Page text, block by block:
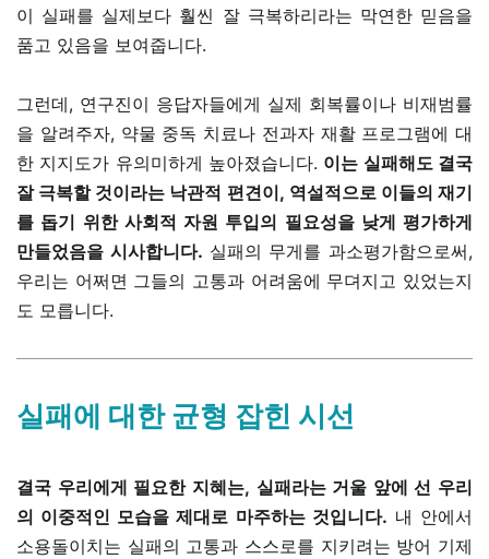
이 실패를 실제보다 훨씬 잘 극복하리라는 막연한 믿음을
품고 있음을 보여줍니다.
그런데, 연구진이 응답자들에게 실제 회복률이나 비재범률
을 알려주자, 약물 중독 치료나 전과자 재활 프로그램에 대
한 지지도가 유의미하게 높아졌습니다. 이는 실패해도 결국
잘 극복할 것이라는 낙관적 편견이, 역설적으로 이들의 재기
를 돕기 위한 사회적 자원 투입의 필요성을 낮게 평가하게
만들었음을 시사합니다. 실패의 무게를 과소평가함으로써,
우리는 어쩌면 그들의 고통과 어려움에 무뎌지고 있었는지
도 모릅니다.
실패에 대한 균형 잡힌 시선
결국 우리에게 필요한 지혜는, 실패라는 거울 앞에 선 우리
의 이중적인 모습을 제대로 마주하는 것입니다. 내 안에서
소용돌이치는 실패의 고통과 스스로를 지키려는 방어 기제